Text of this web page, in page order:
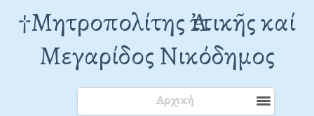
†Mητροπολίτης Ἀττικῆς καί
Μεγαρίδος Νικόδημος
Αρχική